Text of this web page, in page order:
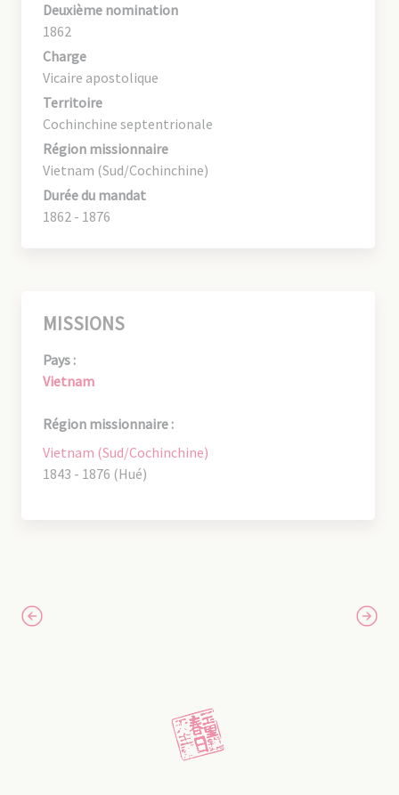
Deuxième nomination
1862
Charge
Vicaire apostolique
Territoire
Cochinchine septentrionale
Région missionnaire
Vietnam (Sud/Cochinchine)
Durée du mandat
1862 - 1876
MISSIONS
Pays :
Vietnam
Région missionnaire :
Vietnam (Sud/Cochinchine)
1843 - 1876 (Hué)